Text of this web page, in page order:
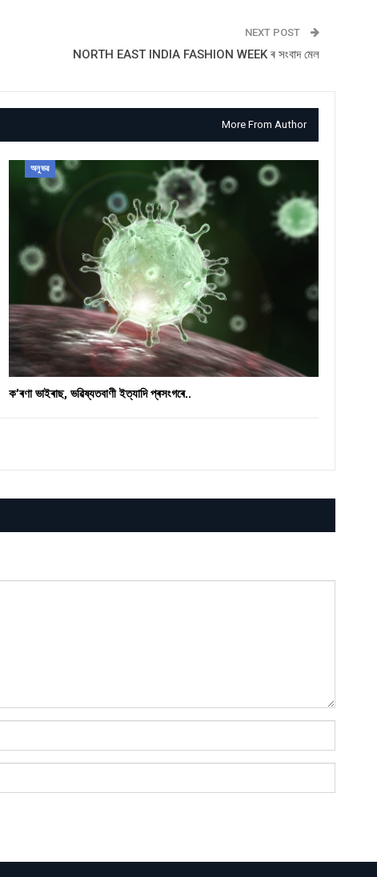
NEXT POST
NORTH EAST INDIA FASHION WEEK ৰ সংবাদ মেল
More From Author
অনুভৱ
ক’ৰণা ভাইৰাছ, ভৱিষ্যতবাণী ইত্যাদি প্ৰসংগৰে..